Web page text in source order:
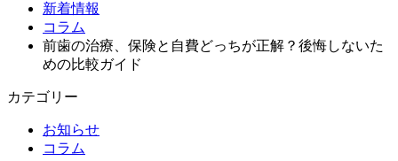
新着情報
コラム
前歯の治療、保険と自費どっちが正解？後悔しないた
めの比較ガイド
カテゴリー
お知らせ
コラム